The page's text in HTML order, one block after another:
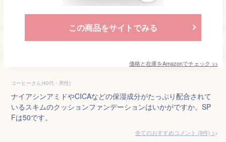
この商品をサイトでみる
価格と在庫をAmazonでチェック >>
コーヒーさん(40代・男性)
ナイアシンアミドやCICAなどの保湿成分がたっぷり配合されて
いるスキムのクッションファンデーションはいかがですか。SP
Fは50です。
全てのおすすめコメント (9件) >